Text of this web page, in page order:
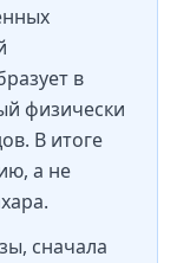
в
физически
В итоге
а не
сначала